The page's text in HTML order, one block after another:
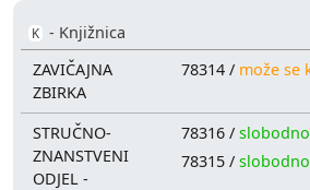
K - Knjižnica
ZAVIČAJNA
ZBIRKA
78314 / može se
STRUČNO-
ZNANSTVENI
ODJEL -
78316 /
78315 /